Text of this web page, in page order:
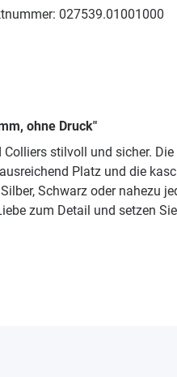
027539.01001000
ohne Druck"
stilvoll und sicher.
Platz und die
Schwarz oder nahezu
zum Detail und setzen